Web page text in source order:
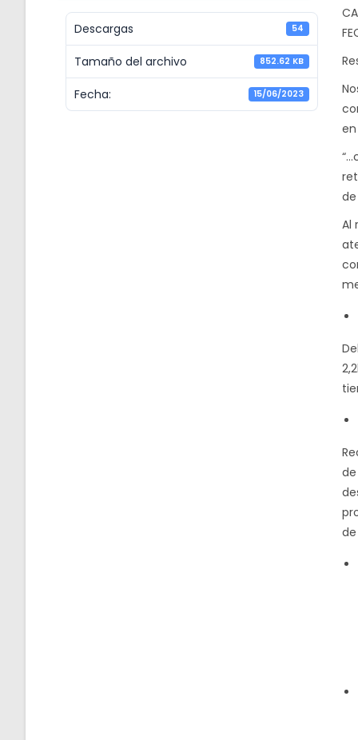
Descargas 54
Tamaño del archivo 852.62 KB
Fecha: 15/06/2023
Al
de